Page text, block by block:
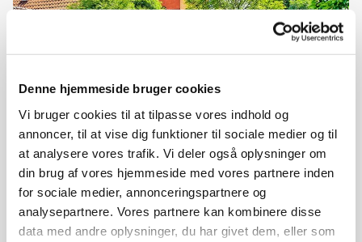
Denne hjemmeside bruger cookies
Vi bruger cookies til at tilpasse vores indhold og
annoncer, til at vise dig funktioner til sociale medier og til
at analysere vores trafik. Vi deler også oplysninger om
din brug af vores hjemmeside med vores partnere inden
for sociale medier, annonceringspartnere og
analysepartnere. Vores partnere kan kombinere disse
data med andre oplysninger, du har givet dem, eller som
Søndag 26. december 2027, kl. 10:30
Kirke, Kirkesvinget 2, 2610 Rødovre
NN